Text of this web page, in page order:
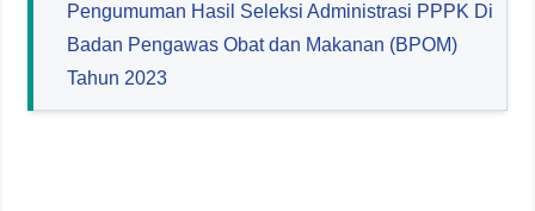
Pengumuman Hasil Seleksi Administrasi PPPK Di
Badan Pengawas Obat dan Makanan (BPOM)
Tahun 2023